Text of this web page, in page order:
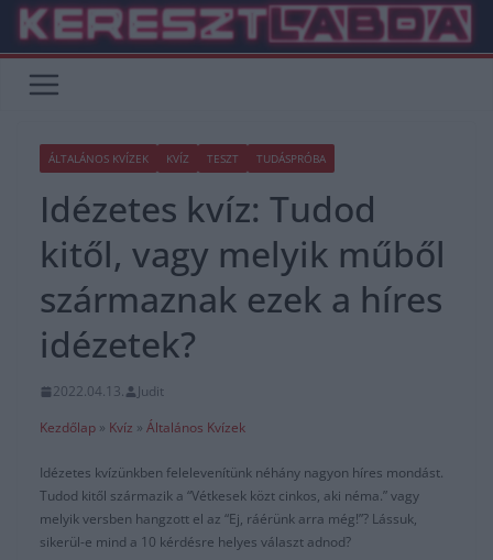
Skip
content
ÁLTALÁNOS KVÍZEK KVÍZ TESZT TUDÁSPRÓBA
Idézetes kvíz: Tudod
kitől, vagy melyik műből
származnak ezek a híres
idézetek?
2022.04.13.
Judit
Kezdőlap » Kvíz » Általános Kvízek
Idézetes kvízünkben felelevenítünk néhány nagyon híres mondást.
Tudod kitől származik a “Vétkesek közt cinkos, aki néma.” vagy
melyik versben hangzott el az “Ej, ráérünk arra még!”? Lássuk,
sikerül-e mind a 10 kérdésre helyes választ adnod?